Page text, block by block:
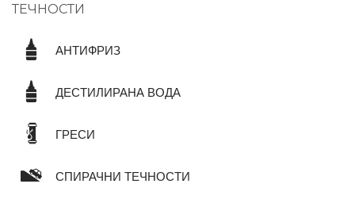
ТЕЧНОСТИ
АНТИФРИЗ
ДЕСТИЛИРАНА ВОДА
ГРЕСИ
СПИРАЧНИ ТЕЧНОСТИ